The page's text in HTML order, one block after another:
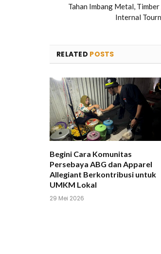
Tahan Imbang Metal,
Internal
RELATED POSTS
Begini Cara Komunitas
Persebaya ABG dan Apparel
Allegiant Berkontribusi untuk
UMKM Lokal
29 Mei 2026